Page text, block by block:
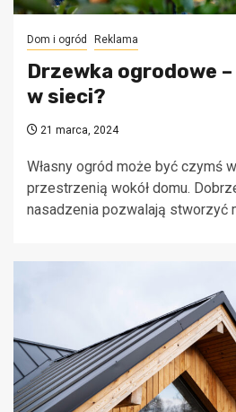
Dom i ogród Reklama
Drzewka ogrodowe
w sieci?
21 marca, 2024
Własny ogród może być czymś
przestrzenią wokół domu.
nasadzenia pozwalają stworzyć